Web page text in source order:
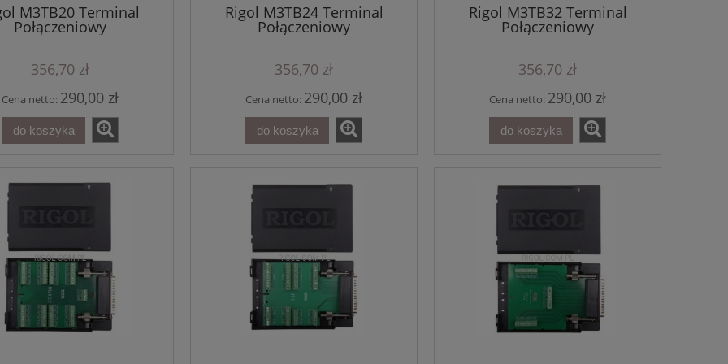
M3TB20 Terminal
Połączeniowy
356,70 zł
Cena netto: 290,00 zł
do koszyka
Rigol M3TB24 Terminal
Połączeniowy
356,70 zł
Cena netto: 290,00 zł
do koszyka
Rigol M3TB32 Terminal
Połączeniowy
356,70 zł
Cena netto: 290,00 zł
do koszyka